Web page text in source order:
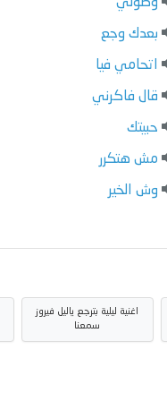
بعدك وجع
اتحامي فيا
قال فاكرني
حبيتك
مش هتكرر
وش الخير
اغنية ليلية بترجع ياليل فيروز
سمعنا